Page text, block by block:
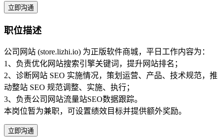
立即沟通
职位描述
公司网站 (store.lizhi.io) 为正版软件商城，平日工作内容为：
1、负责优化网站搜索引擎关键词，提升网站排名；
2、诊断网站 SEO 实施情况，策划运营、产品、技术规范，推
动整站 SEO 规范调整、实施、执行；
3、负责公司网站流量站SEO数据跟踪。
本岗位暂为兼职，可设置绩效目标并提供额外奖励。
立即沟通